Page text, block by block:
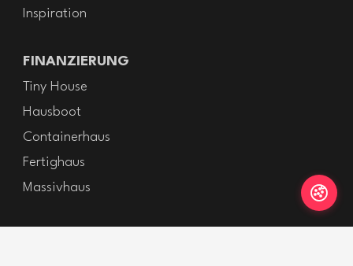
Inspiration
FINANZIERUNG
Tiny House
Hausboot
Containerhaus
Fertighaus
Massivhaus